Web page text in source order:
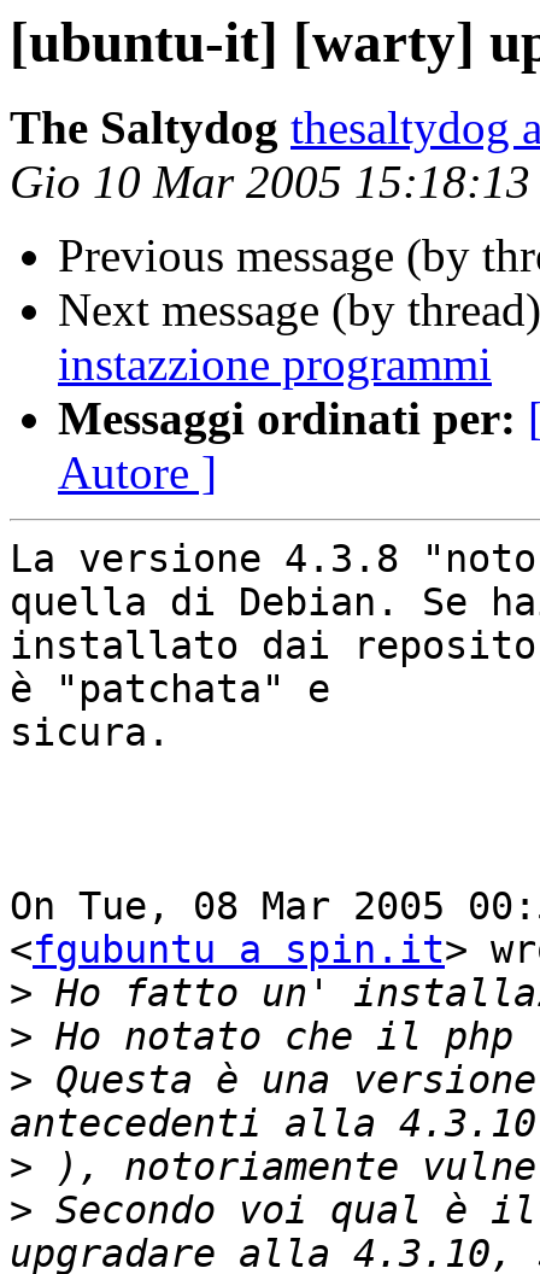
[ubuntu-it] [warty]
The Saltydog thesaltydog
Gio 10 Mar 2005
Previous message (by
Next message (by
instazzione programmi
Messaggi ordinati per:
Autore ]
La versione 4.3.8
quella di Debian. Se
installato dai
è "patchata" e
sicura.
On Tue, 08 Mar 2005
<fgubuntu a spin.it>
>
>
> Questa è una
>
> Secondo voi qual è